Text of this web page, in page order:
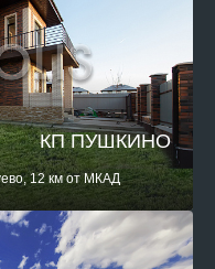
КП ПУШКИНО
12 км от МКАД